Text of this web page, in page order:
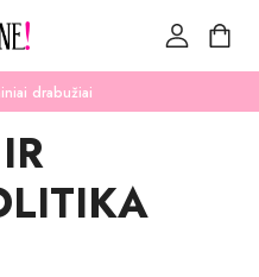
drabužiai